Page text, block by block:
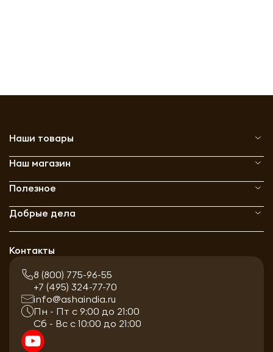
Наши товары
Наш магазин
Полезное
Добрые дела
Контакты
8 (800) 775-96-55
+7 (495) 324-77-70
info@ashaindia.ru
Пн - Пт с 9:00 до 21:00
Сб - Вс с 10:00 до 21:00